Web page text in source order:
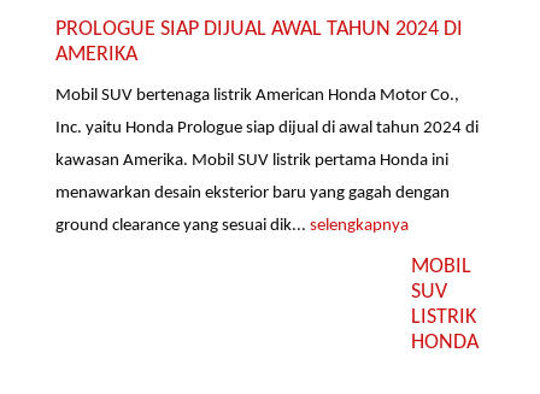
PROLOGUE SIAP DIJUAL AWAL TAHUN 2024 DI
AMERIKA
Mobil SUV bertenaga listrik American Honda Motor Co.,
Inc. yaitu Honda Prologue siap dijual di awal tahun 2024 di
kawasan Amerika. Mobil SUV listrik pertama Honda ini
menawarkan desain eksterior baru yang gagah dengan
ground clearance yang sesuai dik...selengkapnya
MOBIL
SUV
LISTRIK
HONDA